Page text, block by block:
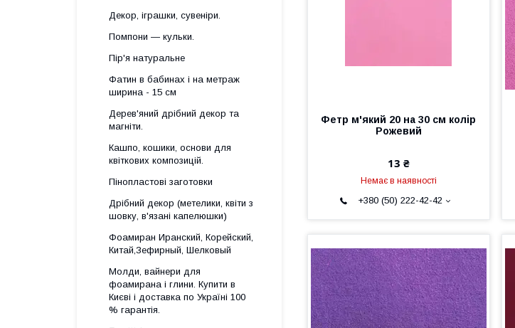
Фетр м'який 20 на 30 см колір
Рожевий
13 ₴
Немає в наявності
+380 (50) 222-42-42
Декор, іграшки, сувеніри.
Помпони — кульки.
Пір'я натуральне
Фатин в бабинах і на метраж
ширина - 15 см
Дерев'яний дрібний декор та
магніти.
Кашпо, кошики, основи для
квіткових композицій.
Пінопластові заготовки
Дрібний декор (метелики, квіти з
шовку, в'язані капелюшки)
Фоамиран Иранский, Корейский,
Китай,Зефирный, Шелковый
Молди, вайнери для
фоамирана і глини. Купити в
Києві і доставка по Україні 100
% гарантія.